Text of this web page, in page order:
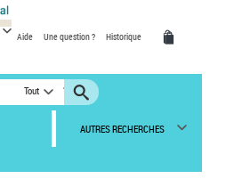
Aide Une question ? Historique
Tout
AUTRES RECHERCHES